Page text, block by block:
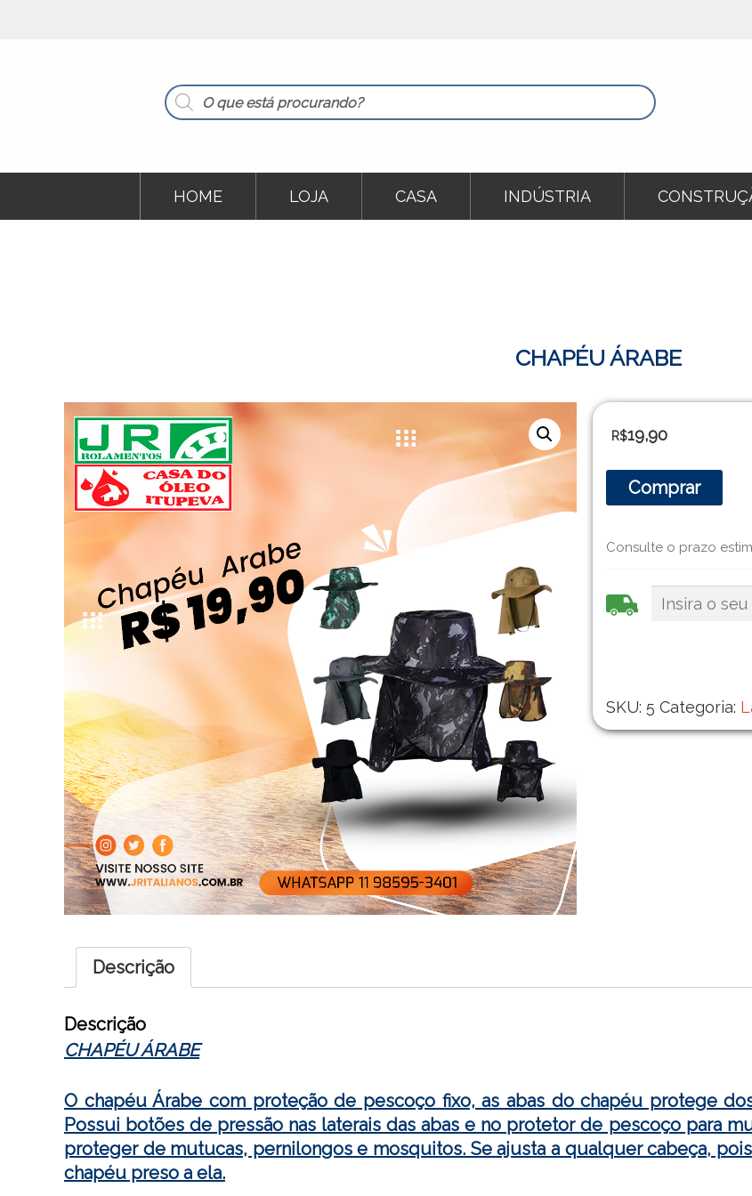
Products
search
HOME LOJA CASA INDÚSTRIA
CHAPÉU ÁRABE
R$19,90
Comprar
Consulte o prazo
SKU: 5 Categoria:
Descrição
Descrição
CHAPÉU ÁRABE
O chapéu Árabe com proteção de pescoço fixo, as abas do chapéu protege
Possui botões de pressão nas laterais das abas e no protetor de pescoço para
proteger de mutucas, pernilongos e mosquitos. Se ajusta a qualquer cabeça,
chapéu preso a ela.